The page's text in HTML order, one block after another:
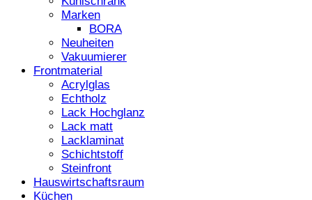
Marken
BORA
Neuheiten
Vakuumierer
Frontmaterial
Acrylglas
Echtholz
Lack Hochglanz
Lack matt
Lacklaminat
Schichtstoff
Steinfront
Hauswirtschaftsraum
Küchen